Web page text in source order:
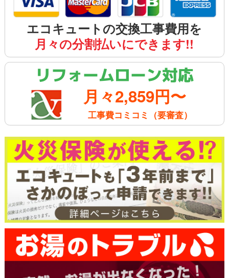
エコキュートの交換工事費用を
月々の分割払いにできます!!
リフォームローン対応
月々2,859円〜
工事費コミコミ（要審査）